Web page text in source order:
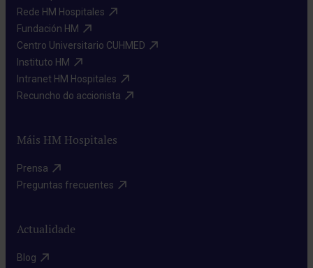
Rede HM Hospitales​
Fundación HM​
Centro Universitario CUHMED​
Instituto HM​
Intranet HM Hospitales​
Recuncho do accionista​
Máis HM Hospitales
Prensa​
Preguntas frecuentes​
Actualidade
Blog​